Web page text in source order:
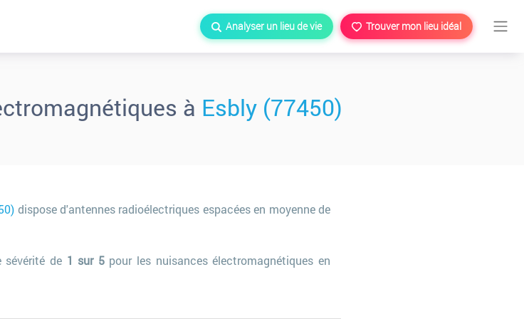
Analyser un lieu de vie Trouver mon lieu idéal
à Esbly (77450)
dispose d'antennes radioélectriques espacées en moyenne de
de 1 sur 5pour les nuisances électromagnétiques en